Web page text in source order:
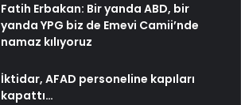
Fatih Erbakan: Bir yanda ABD, bir
yanda YPG biz de Emevi Camii’nde
namaz kılıyoruz
İktidar, AFAD personeline kapıları
kapattı…